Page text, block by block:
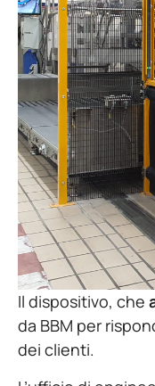
Il dispositivo, che
da BBM per
dei clienti.